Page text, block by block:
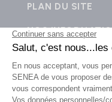
PLAN DU SITE
NOS
CONTACTEZ-